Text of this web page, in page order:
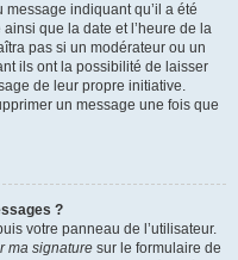
message indiquant qu’il a été
que la date et l’heure de la
pas si un modérateur ou un
ils ont la possibilité de laisser
de leur propre initiative.
un message une fois que
?
votre panneau de l’utilisateur.
ma signature sur le formulaire de